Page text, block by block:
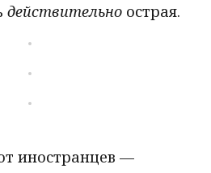
действительно острая.
иностранцев —